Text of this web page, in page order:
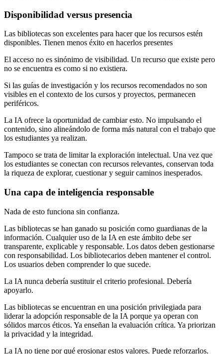
Disponibilidad versus presencia
Las bibliotecas son excelentes para hacer que los recursos estén
disponibles. Tienen menos éxito en hacerlos presentes
El acceso no es sinónimo de visibilidad. Un recurso que existe pero
no se encuentra es como si no existiera.
Si las guías de investigación y los recursos recomendados no son
visibles en el contexto de los cursos y proyectos, permanecen
periféricos.
La IA ofrece la oportunidad de cambiar esto. No impulsando el
contenido, sino alineándolo de forma más natural con el trabajo que
los estudiantes ya realizan.
Tampoco se trata de limitar la exploración intelectual. Una vez que
los estudiantes se conectan con recursos relevantes, conservan toda
la riqueza de explorar, cuestionar y seguir caminos inesperados.
Una capa de inteligencia responsable
Nada de esto funciona sin confianza.
Las bibliotecas se han ganado su posición como guardianas de la
información. Cualquier uso de la IA en este ámbito debe ser
transparente, explicable y responsable. Los datos deben gestionarse
con responsabilidad. Los bibliotecarios deben mantener el control.
Los usuarios deben comprender lo que sucede.
La IA nunca debería sustituir el criterio profesional. Debería
apoyarlo.
Las bibliotecas se encuentran en una posición privilegiada para
liderar la adopción responsable de la IA porque ya operan con
sólidos marcos éticos. Ya enseñan la evaluación crítica. Ya priorizan
la privacidad y la integridad.
La IA no tiene por qué erosionar estos valores. Puede reforzarlos.